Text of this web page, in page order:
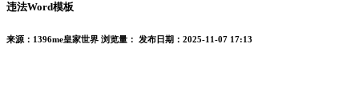
违法Word模板
来源：1396me皇家世界 浏览量： 发布日期：2025-11-07 17:13